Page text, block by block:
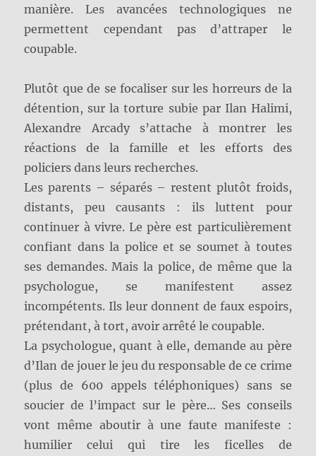
manière. Les avancées technologiques ne
permettent cependant pas d’attraper le
coupable.
Plutôt que de se focaliser sur les horreurs de la
détention, sur la torture subie par Ilan Halimi,
Alexandre Arcady s’attache à montrer les
réactions de la famille et les efforts des
policiers dans leurs recherches.
Les parents – séparés – restent plutôt froids,
distants, peu causants : ils luttent pour
continuer à vivre. Le père est particulièrement
confiant dans la police et se soumet à toutes
ses demandes. Mais la police, de même que la
psychologue, se manifestent assez
incompétents. Ils leur donnent de faux espoirs,
prétendant, à tort, avoir arrêté le coupable.
La psychologue, quant à elle, demande au père
d’Ilan de jouer le jeu du responsable de ce crime
(plus de 600 appels téléphoniques) sans se
soucier de l’impact sur le père… Ses conseils
vont même aboutir à une faute manifeste :
humilier celui qui tire les ficelles de